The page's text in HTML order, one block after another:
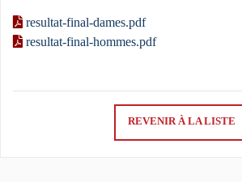
resultat-final-dames.pdf
resultat-final-hommes.pdf
REVENIR À LA LISTE